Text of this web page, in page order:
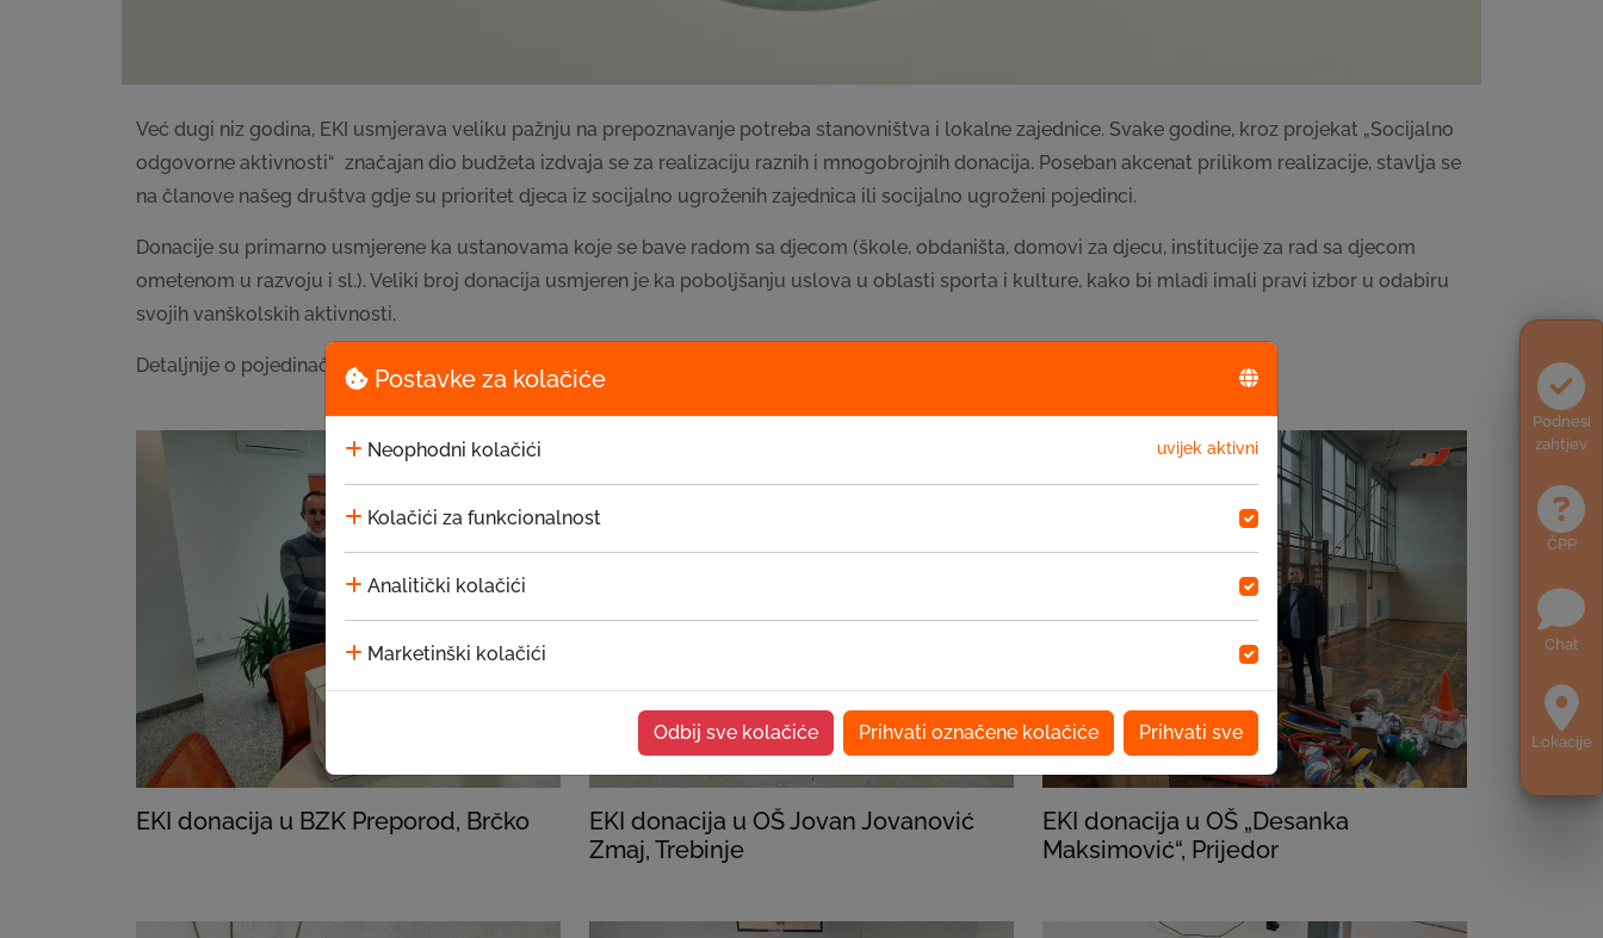
Podnesi
zahtjev
ČPP
Chat
Lokacije
Postavke za kolačiće
Neophodni kolačići uvijek aktivni
Kolačići za funkcionalnost
Analitički kolačići
Marketinški kolačići
Odbij sve kolačiće Prihvati označene kolačiće Prihvati sve
Već dugi niz godina, EKI usmjerava veliku pažnju na prepoznavanje potreba stanovništva i lokalne zajednice. Svake godine, kroz projekat „Socijalno
odgovorne aktivnosti“ značajan dio budžeta izdvaja se za realizaciju raznih i mnogobrojnih donacija. Poseban akcenat prilikom realizacije, stavlja se
na članove našeg društva gdje su prioritet djeca iz socijalno ugroženih zajednica ili socijalno ugroženi pojedinci.
Donacije su primarno usmjerene ka ustanovama koje se bave radom sa djecom (škole, obdaništa, domovi za djecu, institucije za rad sa djecom
ometenom u razvoju i sl.). Veliki broj donacija usmjeren je ka poboljšanju uslova u oblasti sporta i kulture, kako bi mladi imali pravi izbor u odabiru
svojih vanškolskih aktivnosti.
Detaljnije o pojedinačnim donacijama možete pročitati u pričama ispod.
EKI donacija u BZK Preporod, Brčko
EKI donacija u OŠ Jovan Jovanović
Zmaj, Trebinje
EKI donacija u OŠ „Desanka
Maksimović“, Prijedor